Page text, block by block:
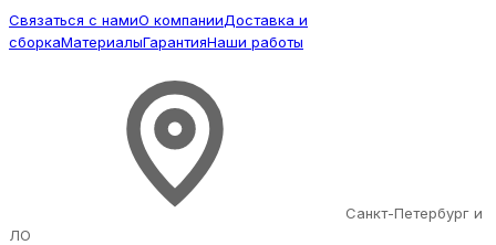
Связаться с намиО компанииДоставка и
сборкаМатериалыГарантияНаши работы
Санкт-Петербург и
ЛО